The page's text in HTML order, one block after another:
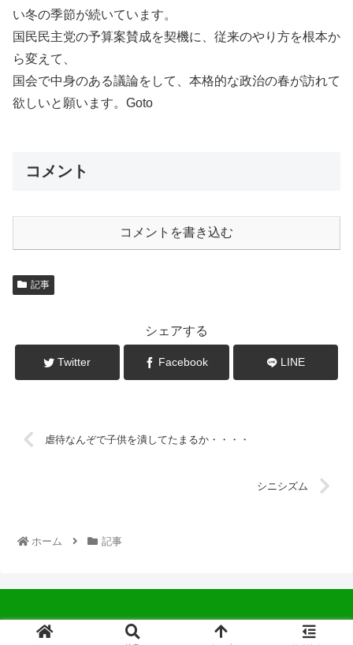
い冬の季節が続いています。
国民民主党の予算案賛成を契機に、従来のやり方を根本か
ら変えて、
国会で中身のある議論をして、本格的な政治の春が訪れて
欲しいと願います。Goto
コメント
コメントを書き込む
記事
シェアする
Twitter Facebook LINE
虐待なんぞで子供を潰してたまるか・・・・
シニシズム
ホーム 記事
© 2022 中広会長ブログ.